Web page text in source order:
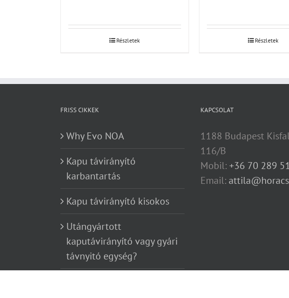
Részletek Részletek
FRISS CIKKEK
Why Evo NOA
Kapu távirányító
karbantartás
Kapu távirányító kisokos
Utángyártott
kaputávirányító vagy gyári
távnyitó egység?
KAPCSOLAT
1188 Budapest
116/B
Mobil:+36 70 289
Email: